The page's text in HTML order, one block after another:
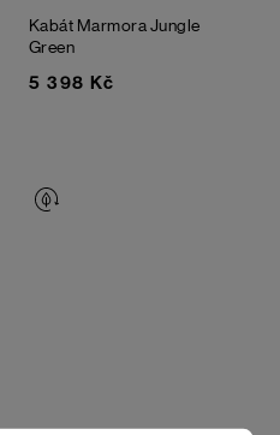
Kabát MarmoraJungle
Green
5 398 Kč